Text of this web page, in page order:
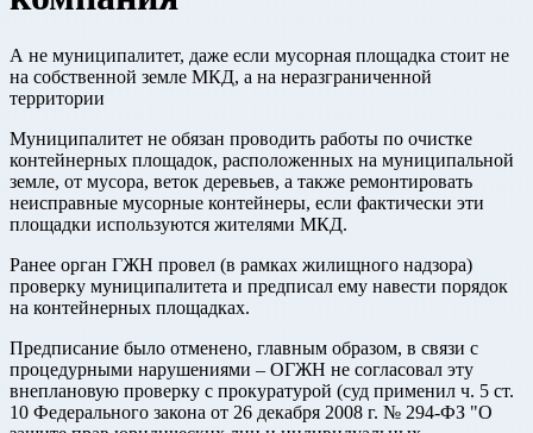
А не муниципалитет, даже если мусорная площадка стоит не
на собственной земле МКД, а на неразграниченной
территории
Муниципалитет не обязан проводить работы по очистке
контейнерных площадок, расположенных на муниципальной
земле, от мусора, веток деревьев, а также ремонтировать
неисправные мусорные контейнеры, если фактически эти
площадки используются жителями МКД.
Ранее орган ГЖН провел (в рамках жилищного надзора)
проверку муниципалитета и предписал ему навести порядок
на контейнерных площадках.
Предписание было отменено, главным образом, в связи с
процедурными нарушениями – ОГЖН не согласовал эту
внеплановую проверку с прокуратурой (суд применил ч. 5 ст.
10 Федерального закона от 26 декабря 2008 г. № 294-ФЗ "О